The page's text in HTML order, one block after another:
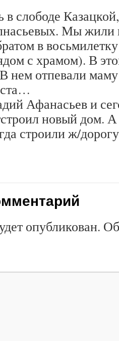
в слободе
Мы жили
в
с храмом). В
нем отпевали
Афанасьев и
новый дом.
строили ж/
опубликован.